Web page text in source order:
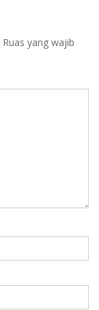
Ruas yang wajib